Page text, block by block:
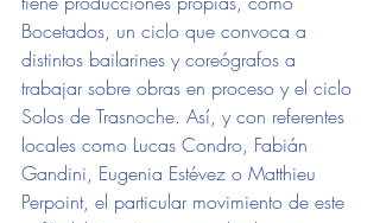
Bocetados, un ciclo que convoca a
distintos bailarines y coreógrafos a
trabajar sobre obras en proceso y el ciclo
Solos de Trasnoche. Así, y con referentes
locales como Lucas Condro, Fabián
Gandini, Eugenia Estévez o Matthieu
Perpoint, el particular movimiento de este